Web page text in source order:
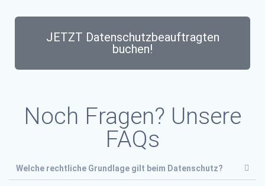
JETZT Datenschutzbeauftragten
buchen!
Noch Fragen? Unsere
FAQs
Welche rechtliche Grundlage gilt beim Datenschutz?